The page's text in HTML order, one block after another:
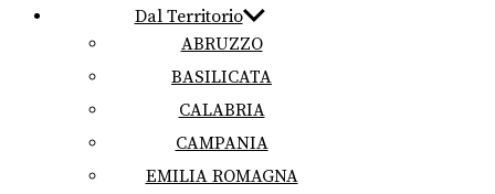
Dal Territorio
ABRUZZO
BASILICATA
CALABRIA
CAMPANIA
EMILIA ROMAGNA